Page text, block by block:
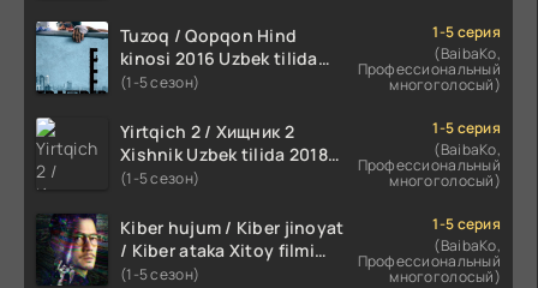
Tuzoq / Qopqon Hind
kinosi 2016 Uzbek tilida
tarjima film HD
(1-5 сезон)
1-5 серия
(BaibaKo,
Профессиональный
многоголосый)
Yirtqich 2 / Хищник 2
Xishnik Uzbek tilida 2018-
2024 O'zbekcha tarjima
(1-5 сезон)
1-5 серия
(BaibaKo,
Профессиональный
многоголосый)
Kiber hujum / Kiber jinoyat
/ Kiber ataka Xitoy filmi
Uzbek tilida O'zbekcha
(1-5 сезон)
1-5 серия
(BaibaKo,
Профессиональный
многоголосый)